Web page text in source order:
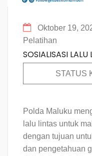
Oktober 19,
Pelatihan
SOSIALISASI LALU
STATUS
Polda Maluku
lalu lintas untuk
dengan tujuan
dan pengetahuan